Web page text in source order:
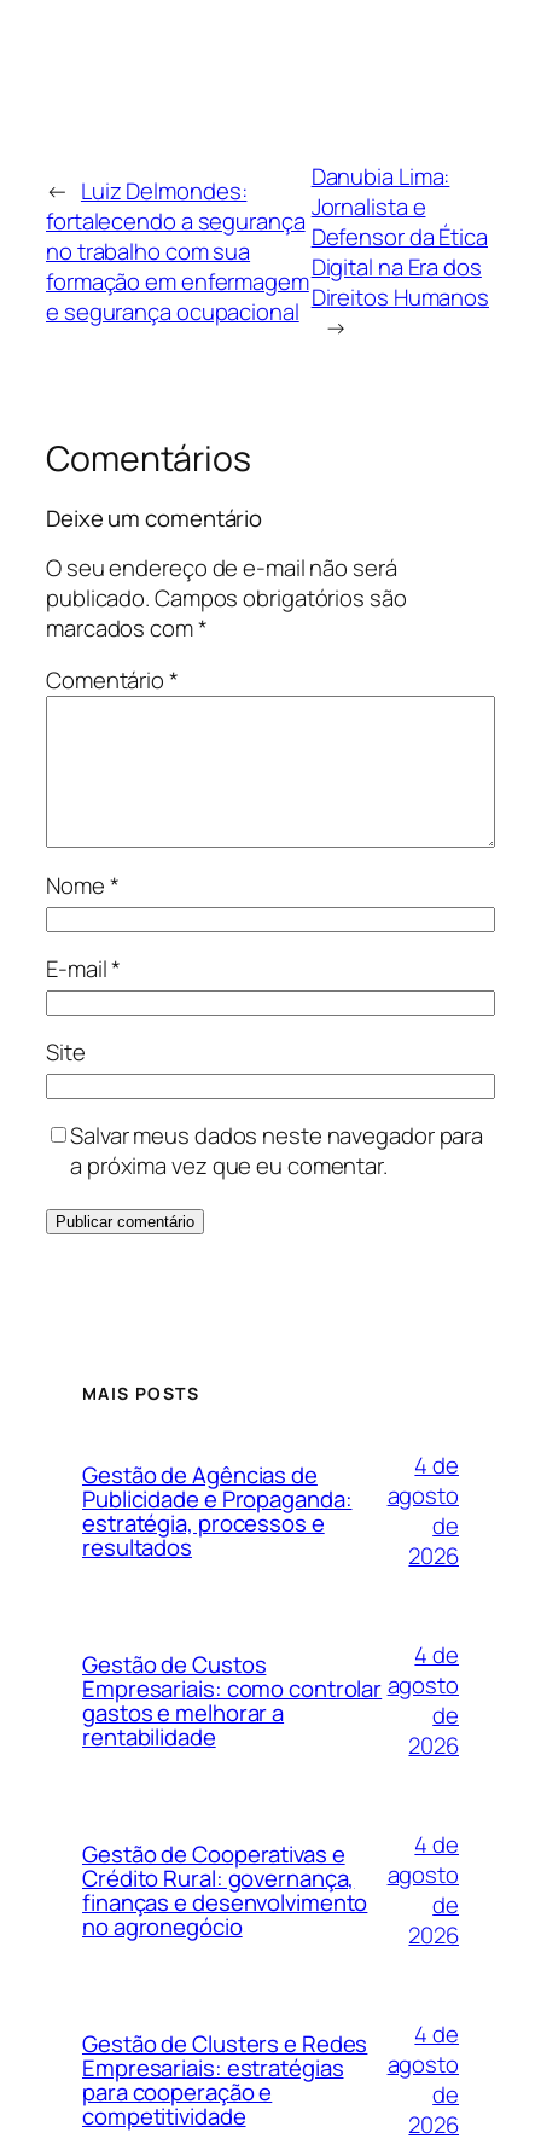
← Luiz Delmondes:
fortalecendo a segurança
no trabalho com sua
formação em enfermagem
e segurança ocupacional
Danubia Lima:
Jornalista e
Defensor da Ética
Digital na Era dos
Direitos Humanos
→
Comentários
Deixe um comentário
O seu endereço de e-mail não será
publicado.Campos obrigatórios são
marcados com*
Comentário*
Nome*
E-mail*
Site
Salvar meus dados neste navegador para
a próxima vez que eu comentar.
MAIS POSTS
Gestão de Agências de
Publicidade e Propaganda:
estratégia, processos e
resultados
4 de
agosto
de
2026
Gestão de Custos
Empresariais: como controlar
gastos e melhorar a
rentabilidade
4 de
agosto
de
2026
Gestão de Cooperativas e
Crédito Rural: governança,
finanças e desenvolvimento
no agronegócio
4 de
agosto
de
2026
Gestão de Clusters e Redes
Empresariais: estratégias
para cooperação e
competitividade
4 de
agosto
de
2026